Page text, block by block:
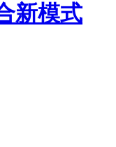
新模式